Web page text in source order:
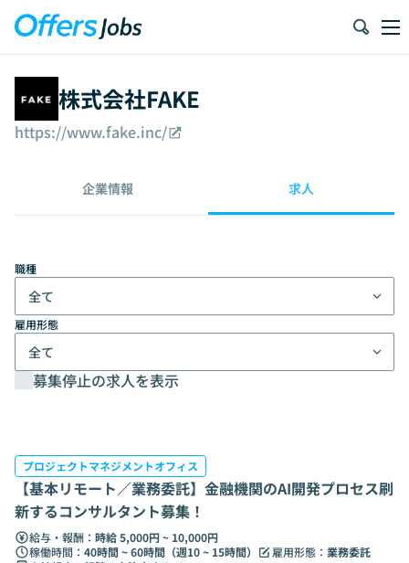
株式会社FAKE
https://www.fake.inc/
企業情報 求人
職種
全て
雇用形態
全て
募集停止の求人を表示
プロジェクトマネジメントオフィス
【基本リモート／業務委託】金融機関のAI開発プロセス刷
新するコンサルタント募集！
給与・報酬： 時給 5,000円 ~ 10,000円
稼働時間： 40時間 ~ 60時間（週10 ~ 15時間） 雇用形態： 業務委託